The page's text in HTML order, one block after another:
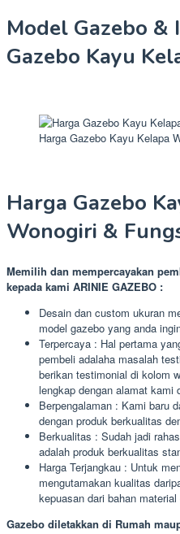
Model Gazebo &
Gazebo Kayu
Harga Gazebo Kayu Kelapa
Harga Gazebo
Wonogiri &
Memilih dan mempercayakan
kepada kami ARINIE GAZEBO :
Desain dan custom ukuran
model gazebo yang anda
Terpercaya : Hal pertama
pembeli adalaha masalah
berikan testimonial di kolom
lengkap dengan alamat kami
Berpengalaman : Kami baru
dengan produk berkualitas
Berkualitas : Sudah jadi
adalah produk berkualitas
Harga Terjangkau : Untuk
mengutamakan kualitas
kepuasan dari bahan
Gazebo diletakkan di Rumah